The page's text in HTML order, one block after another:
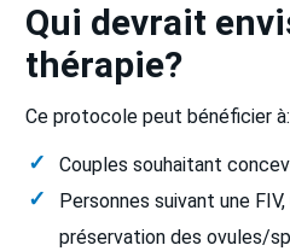
Qui devrait
thérapie?
Ce protocole peut bénéficier à:
Couples souhaitant
Personnes suivant une
préservation des ovules/